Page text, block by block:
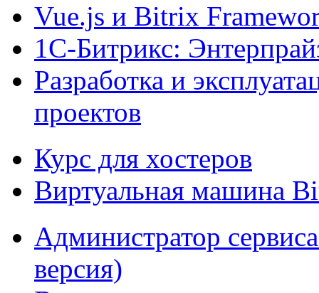
Vue.js и Bitrix
1С-Битрикс:
Разработка и
проектов
Курс для хостеров
Виртуальная машина
Администратор
версия)